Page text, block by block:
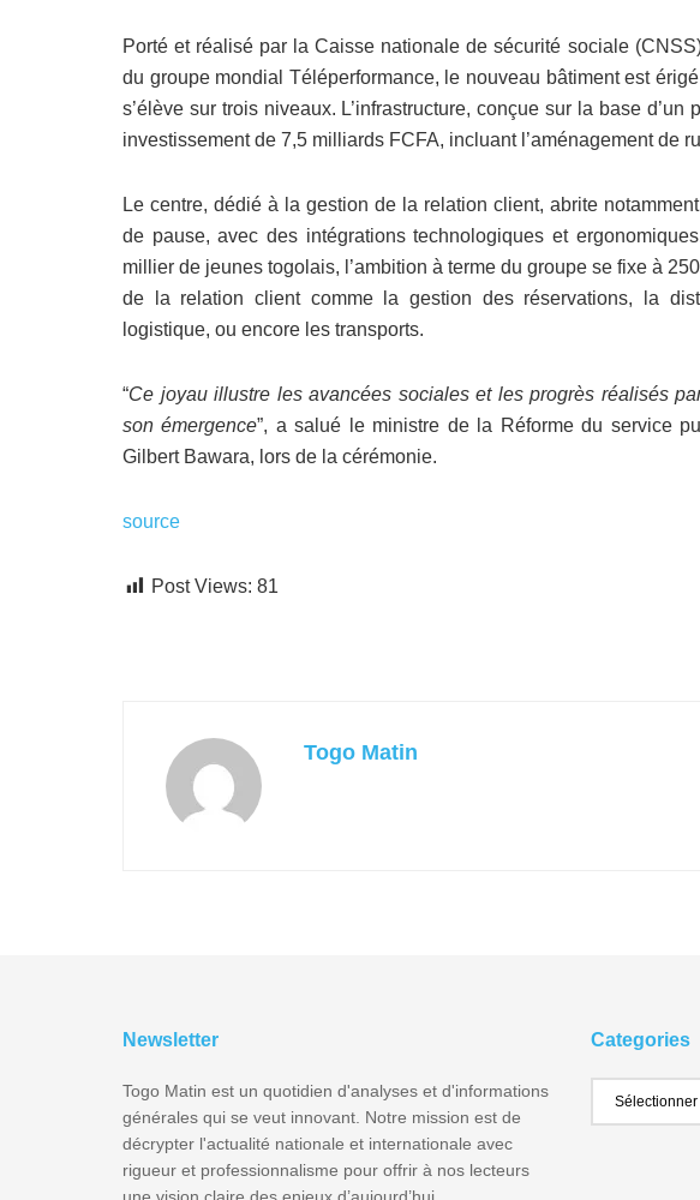
Porté et réalisé par la Caisse nationale de sécurité sociale
du groupe mondial Téléperformance, le nouveau bâtiment est
s’élève sur trois niveaux. L’infrastructure, conçue sur la base
investissement de 7,5 milliards FCFA, incluant l’aménagement de
Le centre, dédié à la gestion de la relation client, abrite
de pause, avec des intégrations technologiques et
millier de jeunes togolais, l’ambition à terme du groupe se fixe à
de la relation client comme la gestion des réservations, la
logistique, ou encore les transports.
“Ce joyau illustre les avancées sociales et les progrès réalisés
son émergence”, a salué le ministre de la Réforme du service
Gilbert Bawara, lors de la cérémonie.
source
Post Views: 81
Togo Matin
Newsletter
Togo Matin est un quotidien d'analyses et d'informations
générales qui se veut innovant. Notre mission est de
décrypter l'actualité nationale et internationale avec
rigueur et professionnalisme pour offrir à nos lecteurs
Categories